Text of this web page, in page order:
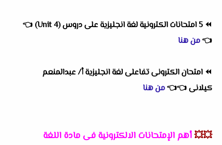
⏪5 امتحانات الكترونية لغة انجليزية على دروس (Unit 4)
👈
👈من هنا
⏪ امتحان الكترونى تفاعلى لغة انجليزية أ/ عبدالمنعم
كيلانى👈
👈من هنا
💥💥أهمالإمتحانات الالكترونية فى مادة اللغة